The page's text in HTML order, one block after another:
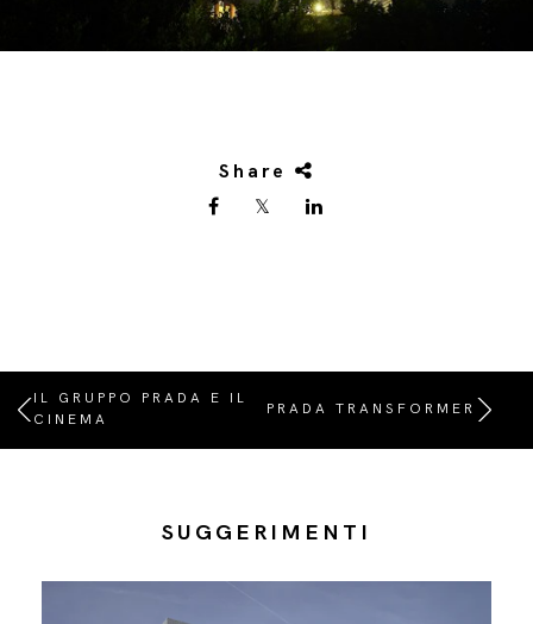
Share
IL GRUPPO PRADA E IL
CINEMA
PRADA TRANSFORMER
SUGGERIMENTI